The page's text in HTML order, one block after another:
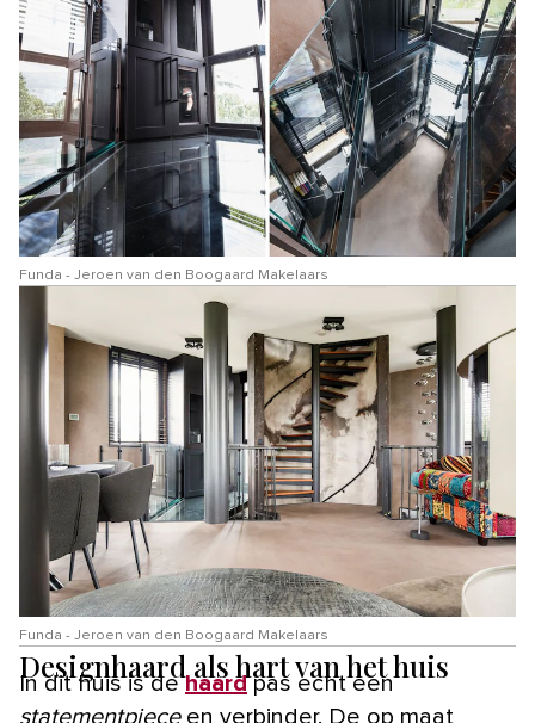
Funda - Jeroen van den Boogaard Makelaars
Funda - Jeroen van den Boogaard Makelaars
Designhaard als hart van het huis
In dit huis is dehaardpas echt een
statementpieceen verbinder. De op maat